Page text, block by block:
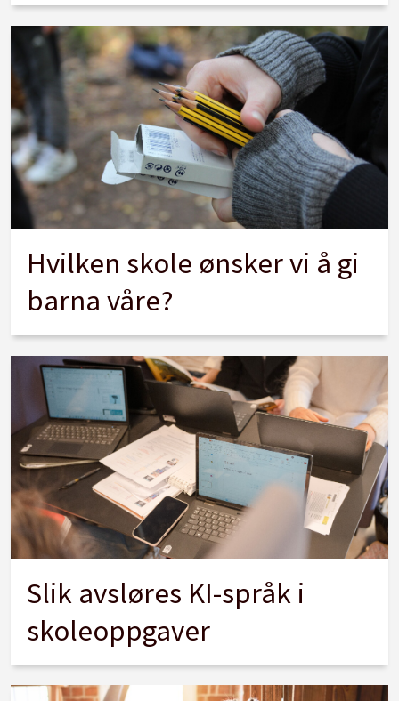
Hvilken skole ønsker vi å gi
barna våre?
Slik avsløres KI-språk i
skoleoppgaver